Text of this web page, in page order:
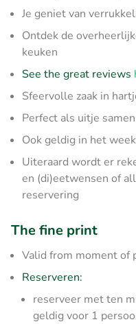
Je geniet van
Ontdek de
keuken
See the great reviews
Sfeervolle zaak in
Perfect als uitje
Ook geldig in het
Uiteraard wordt er
en (di)eetwensen of
reservering
The fine print
Valid from moment of
Reserveren:
reserveer met ten
geldig voor 1